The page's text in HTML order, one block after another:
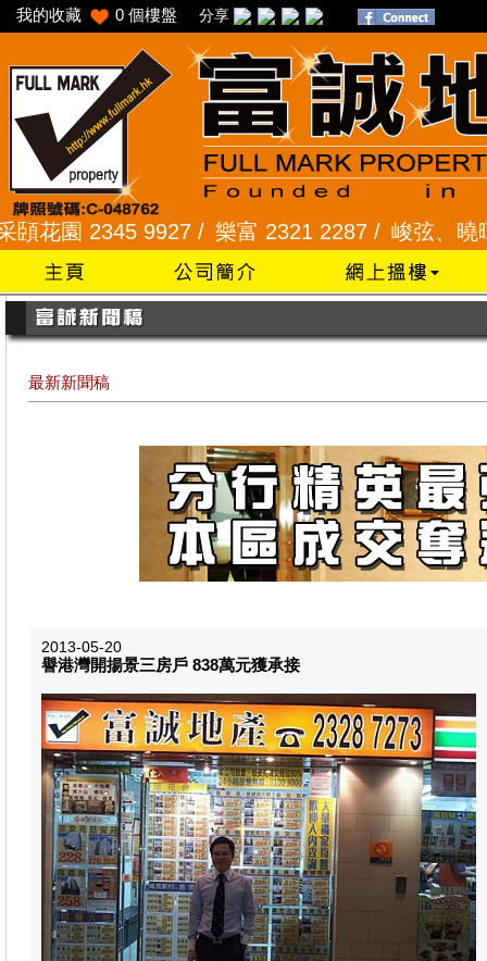
我的收藏 0 個樓盤 分享
2345 9927 / 樂富 2321 2287 / 峻弦、曉暉花
最新新聞稿
2013-05-20
譽港灣開揚景三房戶 838萬元獲承接